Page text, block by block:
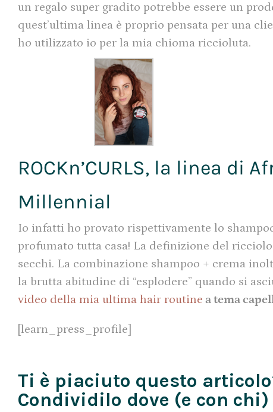
un regalo super gradito potrebbe essere un
quest’ultima linea è proprio pensata per una
ho utilizzato io per la mia chioma riccioluta.
ROCKn’CURLS, la linea di
Millennial
Io infatti ho provato rispettivamente lo
profumato tutta casa! La definizione del
secchi. La combinazione shampoo + crema
la brutta abitudine di “esplodere” quando si
video della mia ultima hair routine a tema
[learn_press_profile]
Ti è piaciuto questo
Condividilo dove (e con